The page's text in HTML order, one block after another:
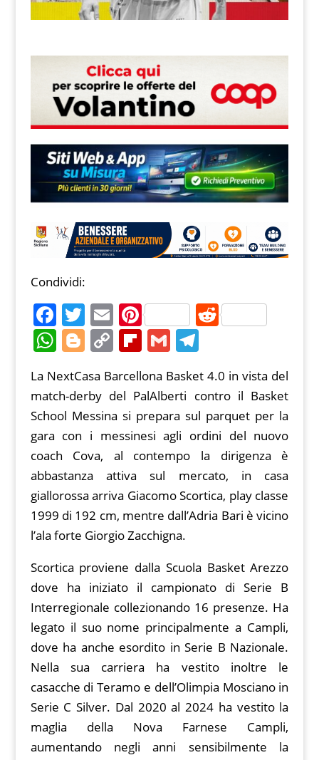
Condividi:
F
a
c
e
b
o
o
k
T
w
itt
er
E
m
ai
l
Pi
nt
er
e
st
R
di
t
W
at
s
A
p
p
Bl
g
g
er
C
p
y
Li
n
k
Fl
b
o
ar
d
G
m
ai
l
T
e
gr
a
m
La NextCasa Barcellona Basket 4.0 in vista del
match-derby del PalAlberti contro il Basket
School Messina si prepara sul parquet per la
gara con i messinesi agli ordini del nuovo
coach Cova, al contempo la dirigenza è
abbastanza attiva sul mercato, in casa
giallorossa arriva Giacomo Scortica, play classe
1999 di 192 cm, mentre dall’Adria Bari è vicino
l’ala forte Giorgio Zacchigna.
Scortica proviene dalla Scuola Basket Arezzo
dove ha iniziato il campionato di Serie B
Interregionale collezionando 16 presenze. Ha
legato il suo nome principalmente a Campli,
dove ha anche esordito in Serie B Nazionale.
Nella sua carriera ha vestito inoltre le
casacche di Teramo e dell’Olimpia Mosciano in
Serie C Silver. Dal 2020 al 2024 ha vestito la
maglia della Nova Farnese Campli,
aumentando negli anni sensibilmente la